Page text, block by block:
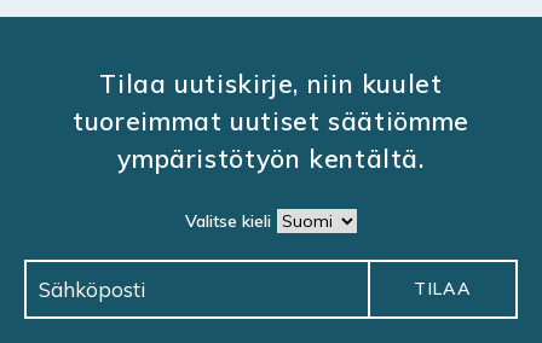
Tilaa uutiskirje, niin kuulet
tuoreimmat uutiset säätiömme
ympäristötyön kentältä.
Valitse kieli